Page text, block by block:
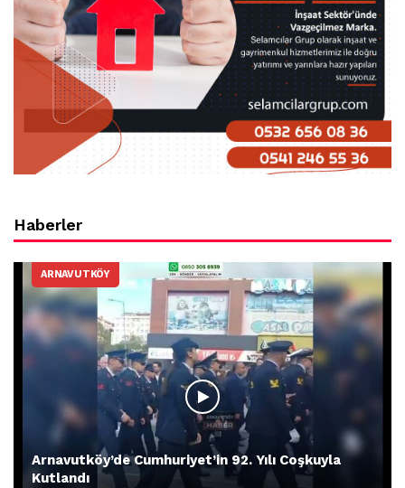
Haberler
ARNAVUTKÖY
Arnavutköy’de Cumhuriyet’in 92. Yılı Coşkuyla
Kutlandı